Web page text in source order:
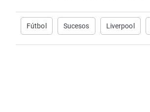
Fútbol Sucesos Liverpool